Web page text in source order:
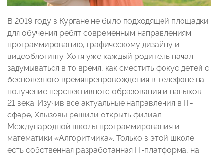
В 2019 году в Кургане не было подходящей площадки
для обучения ребят современным направлениям:
программированию, графическому дизайну и
видеоблогингу. Хотя уже каждый родитель начал
задумываться в то время, как сместить фокус детей с
бесполезного времяпрепровождения в телефоне на
получение перспективного образования и навыков
21 века. Изучив все актуальные направления в IT-
сфере, Хлызовы решили открыть филиал
Международной школы программирования и
математики «Алгоритмика». Только в этой школе
есть собственная разработанная IT-платформа, на